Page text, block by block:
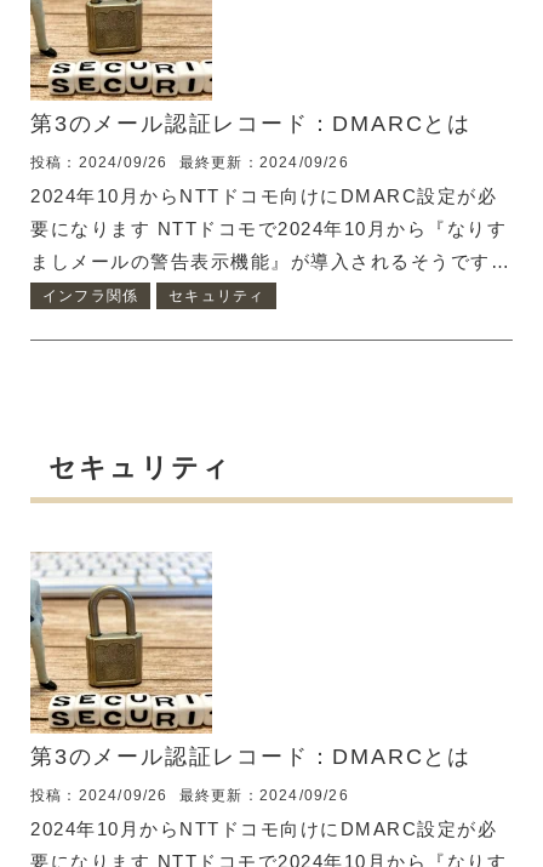
Vagrantもダウンロードしてインストールします。
https://www.vag...
第3のメール認証レコード：DMARCとは
投稿：2024/09/26 最終更新：2024/09/26
2024年10月からNTTドコモ向けにDMARC設定が必
要になります NTTドコモで2024年10月から『なりす
ましメールの警告表示機能』が導入されるそうです。
情報源：ドコモメール、10月から「なりすましメー
に警告を表示するという物です。 フィッシング詐欺
するというのが、具体的...
インフラ関係 セキュリティ
セキュリティ
第3のメール認証レコード：DMARCとは
投稿：2024/09/26 最終更新：2024/09/26
2024年10月からNTTドコモ向けにDMARC設定が必
要になります NTTドコモで2024年10月から『なりす